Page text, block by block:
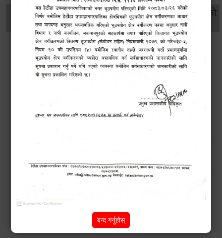
सामाजिक सुरक्षा तथा
व्यक्तिगत घटना दर्ता
महिला
विकास
वातावरण
सूचनाको
सडक किनारमा फुलेका फूलले बढायो हेटौंडाको सौन्दर्य
उपमहानगर परिसरमा साता व्यापी सरसफाई अभियान सम्पन्न
खोला तथा किनारमा सवारी साधन धुन निषेध गरिएको अत्यन्त जरूरी
उच्च सतर्कताको लागि अनुरोध
मनसुनजन्य विपद्‍बाट सतर्कता अपनाउने सम्बन्धी जरुरी सूचना !!
बन्द गर्नुहोस्